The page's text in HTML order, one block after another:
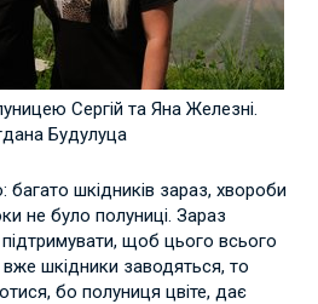
Сергій та Яна Железні.
Будулуца
шкідників зараз, хвороби
не було полуниці. Зараз
щоб цього всього
шкідники заводяться, то
бо полуниця цвіте, дає